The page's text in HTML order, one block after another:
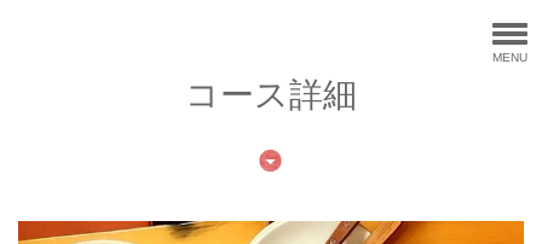
MENU
コース詳細